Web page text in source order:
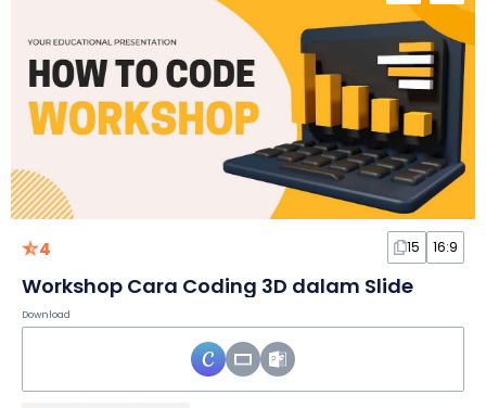
4 15 16:9
Workshop Cara Coding 3D dalam Slide
Download